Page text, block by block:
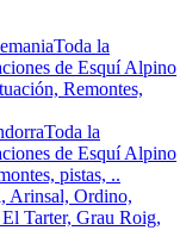
Toda la
de Esquí Alpino
Remontes,
Toda la
de Esquí Alpino
pistas, ..
Arinsal, Ordino,
Tarter, Grau Roig,